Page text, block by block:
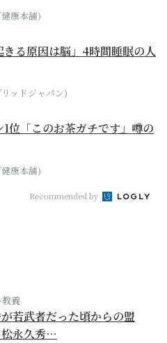
康本舗)
きる原因は脳」4時間睡眠の人
ッドジャパン)
1位「このお茶ガチです」噂の
康本舗)
Recommended by
養
若武者だった頃からの盟
永久秀…